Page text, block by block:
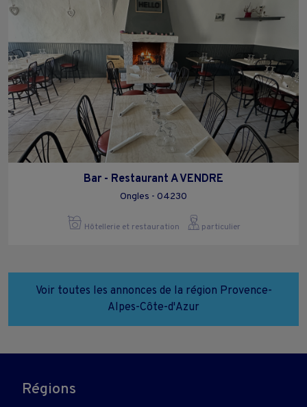
Bar - Restaurant A VENDRE
Ongles - 04230
Hôtellerie et restauration particulier
Voir toutes les annonces de la région Provence-
Alpes-Côte-d'Azur
Régions